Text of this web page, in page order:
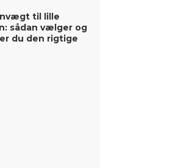
til lille
sådan vælger og
du den rigtige